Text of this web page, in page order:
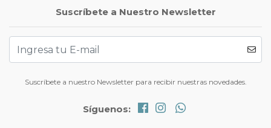
Suscríbete a Nuestro Newsletter
Suscríbete a nuestro Newsletter para recibir nuestras novedades.
Síguenos: